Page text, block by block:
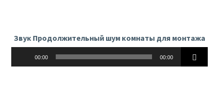
Звук Продолжительный шум комнаты для монтажа
00:00 00:00